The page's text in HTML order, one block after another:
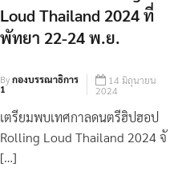
เตรียมพบกับเทศกาล
ดนตรีฮิปฮอป Rolling
Loud Thailand 2024 ที่
พัทยา 22-24 พ.ย.
Byกองบรรณาธิการ
1
14 มิถุนายน
2024
เตรียมพบเทศกาลดนตรีฮิปฮอป